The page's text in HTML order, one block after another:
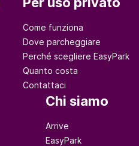
Come funziona
Dove parcheggiare
Perché scegliere EasyPark
Quanto costa
Contattaci
Chi siamo
Arrive
EasyPark